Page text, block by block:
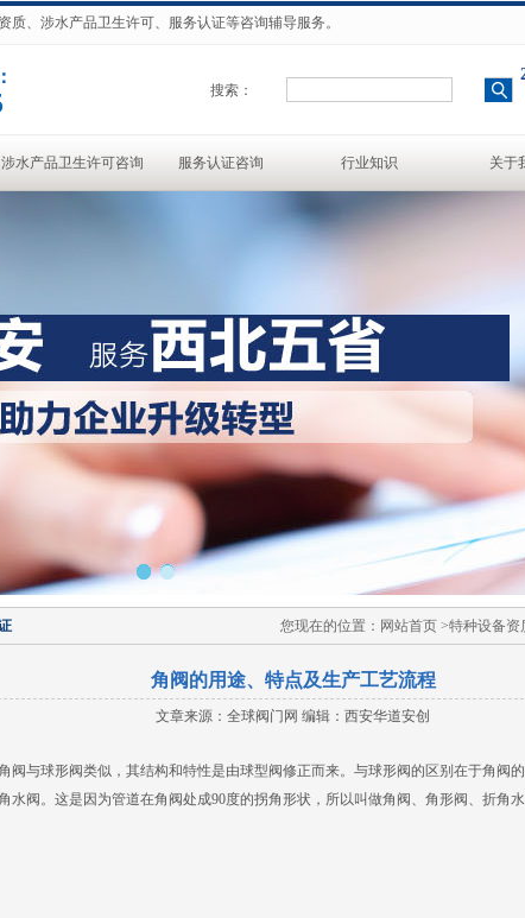
、涉水产品卫生许可、服务认证等咨询辅导服务。
搜索：
涉水产品卫生许可咨询 服务认证咨询 行业知识 关于
您现在的位置：网站首页 >特种设备
角阀的用途、特点及生产工艺流程
文章来源：全球阀门网 编辑：西安华道安创
阀与球形阀类似，其结构和特性是由球型阀修正而来。与球形阀的区别在于角阀
水阀。这是因为管道在角阀处成90度的拐角形状，所以叫做角阀、角形阀、折角水